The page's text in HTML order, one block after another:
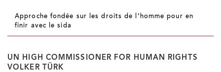
Approche fondée sur les droits de l’homme pour en
finir avec le sida
UN HIGH COMMISSIONER FOR HUMAN RIGHTS
VOLKER TÜRK